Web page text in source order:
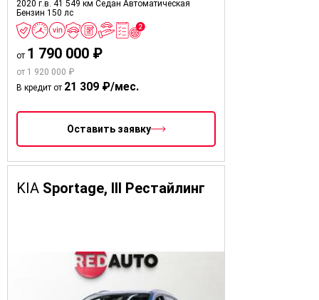
2020 г.в. 41 549 км Седан Автоматическая
Бензин 150 лс
от 1 790 000 ₽
от 1 920 000 ₽
В кредит от 21 309 ₽/мес.
Оставить заявку
KIA Sportage, III Рестайлинг